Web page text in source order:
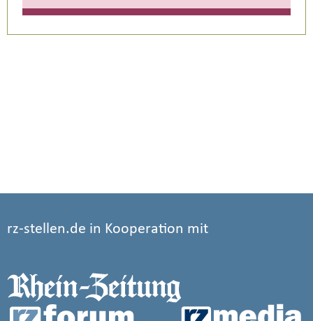
rz-stellen.de in Kooperation mit